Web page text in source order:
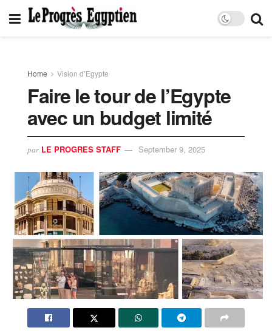
Home Vision d’Egypte
Faire le tour de l’Egypte
avec un budget limité
par LE PROGRES STAFF September 9, 2025